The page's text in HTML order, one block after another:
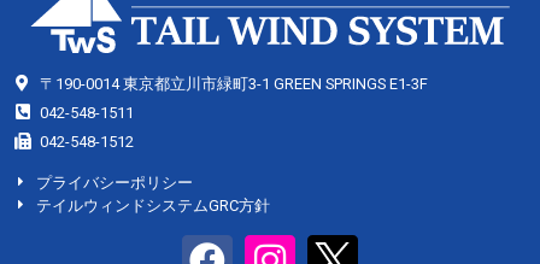
〒190-0014 東京都立川市緑町3-1 GREEN SPRINGS E1-3F
042-548-1511
042-548-1512
プライバシーポリシー
テイルウィンドシステムGRC方針